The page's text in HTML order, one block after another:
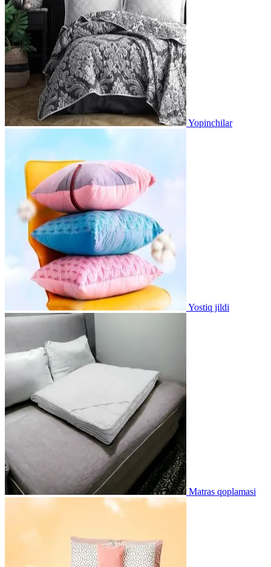
Yopinchilar
Yostiq jildi
Matras qoplamasi